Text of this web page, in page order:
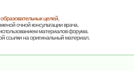
целей,
очной консультации врача.
материалов форума.
ссылки на оригинальный материал.